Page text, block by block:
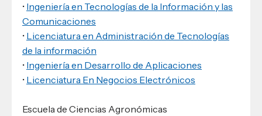
• Ingeniería en Tecnologías de la Información y las
Comunicaciones
• Licenciatura en Administración de Tecnologías
de la información
• Ingeniería en Desarrollo de Aplicaciones
• Licenciatura En Negocios Electrónicos
Escuela de Ciencias Agronómicas